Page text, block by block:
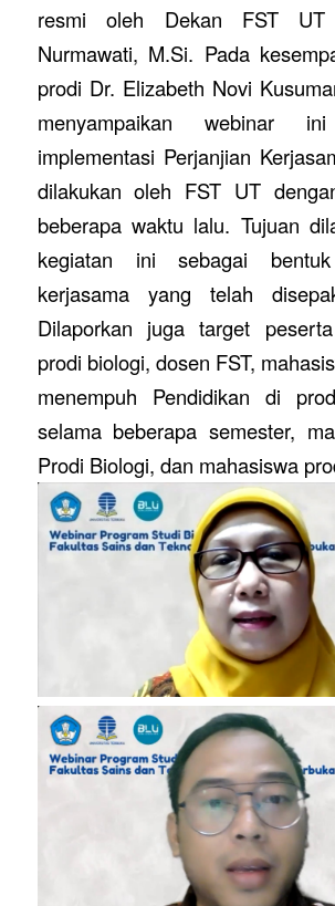
resmi oleh Dekan FST UT
Nurmawati, M.Si. Pada
prodi Dr. Elizabeth Novi
menyampaikan webinar
implementasi Perjanjian
dilakukan oleh FST UT
beberapa waktu lalu. Tujuan
kegiatan ini sebagai bentuk
kerjasama yang telah
Dilaporkan juga target
prodi biologi, dosen FST,
menempuh Pendidikan di
selama beberapa semester,
Prodi Biologi, dan mahasiswa